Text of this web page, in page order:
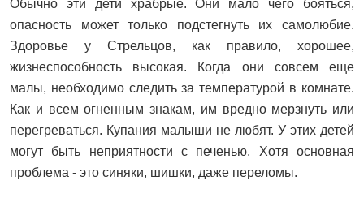
Обычно эти дети храбрые. Они мало чего бояться,
опасность может только подстегнуть их самолюбие.
Здоровье у Стрельцов, как правило, хорошее,
жизнеспособность высокая. Когда они совсем еще
малы, необходимо следить за температурой в комнате.
Как и всем огненным знакам, им вредно мерзнуть или
перегреваться. Купания малыши не любят. У этих детей
могут быть неприятности с печенью. Хотя основная
проблема - это синяки, шишки, даже переломы.